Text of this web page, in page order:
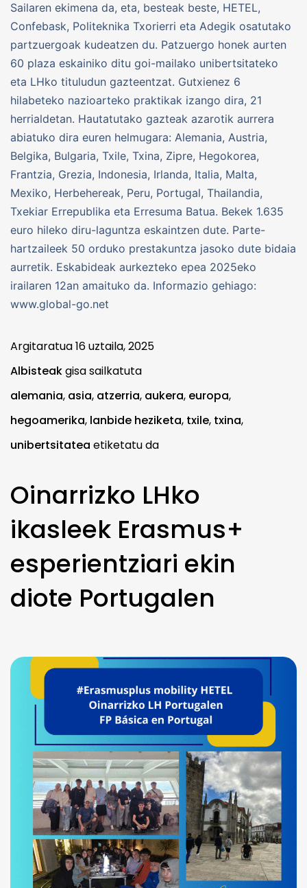
Sailaren ekimena da, eta, besteak beste, HETEL,
Confebask, Politeknika Txorierri eta Adegik osatutako
partzuergoak kudeatzen du. Patzuergo honek aurten
60 plaza eskainiko ditu goi-mailako unibertsitateko
eta LHko tituludun gazteentzat. Gutxienez 6
hilabeteko nazioarteko praktikak izango dira, 21
herrialdetan. Hautatutako gazteak azarotik aurrera
abiatuko dira euren helmugara: Alemania, Austria,
Belgika, Bulgaria, Txile, Txina, Zipre, Hegokorea,
Frantzia, Grezia, Indonesia, Irlanda, Italia, Malta,
Mexiko, Herbehereak, Peru, Portugal, Thailandia,
Txekiar Errepublika eta Erresuma Batua. Bekek 1.635
euro hileko diru-laguntza eskaintzen dute. Parte-
hartzaileek 50 orduko prestakuntza jasoko dute bidaia
aurretik. Eskabideak aurkezteko epea 2025eko
irailaren 12an amaituko da. Informazio gehiago:
www.global-go.net
Argitaratua16 uztaila, 2025
Albisteakgisa sailkatuta
alemania, asia, atzerria, aukera, europa,
hegoamerika, lanbide heziketa, txile, txina,
unibertsitatea etiketatu da
Oinarrizko LHko
ikasleek Erasmus+
esperientziari ekin
diote Portugalen